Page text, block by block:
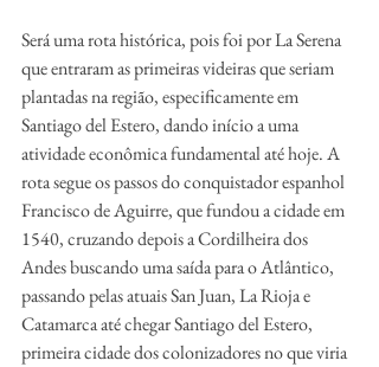
Será uma rota histórica, pois foi por La Serena
que entraram as primeiras videiras que seriam
plantadas na região, especificamente em
Santiago del Estero, dando início a uma
atividade econômica fundamental até hoje. A
rota segue os passos do conquistador espanhol
Francisco de Aguirre, que fundou a cidade em
1540, cruzando depois a Cordilheira dos
Andes buscando uma saída para o Atlântico,
passando pelas atuais San Juan, La Rioja e
Catamarca até chegar Santiago del Estero,
primeira cidade dos colonizadores no que viria